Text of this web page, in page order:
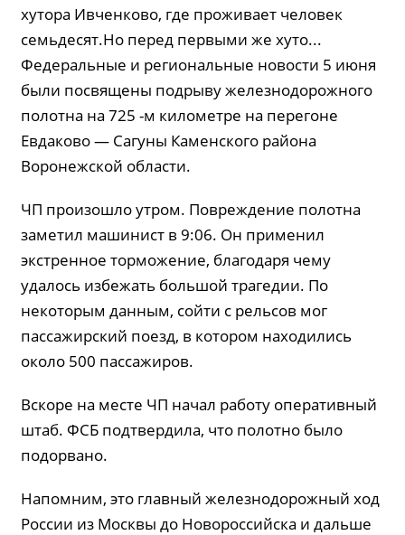
хутора Ивченково, где проживает человек
семьдесят.Но перед первыми же хуто...
Федеральные и региональные новости 5 июня
были посвящены подрыву железнодорожного
полотна на 725 -м километре на перегоне
Евдаково — Сагуны Каменского района
Воронежской области.
ЧП произошло утром. Повреждение полотна
заметил машинист в 9:06. Он применил
экстренное торможение, благодаря чему
удалось избежать большой трагедии. По
некоторым данным, сойти с рельсов мог
пассажирский поезд, в котором находились
около 500 пассажиров.
Вскоре на месте ЧП начал работу оперативный
штаб. ФСБ подтвердила, что полотно было
подорвано.
Напомним, это главный железнодорожный ход
России из Москвы до Новороссийска и дальше